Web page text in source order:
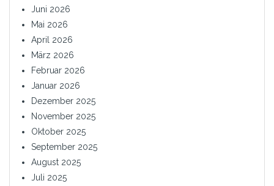
Juni 2026
Mai 2026
April 2026
März 2026
Februar 2026
Januar 2026
Dezember 2025
November 2025
Oktober 2025
September 2025
August 2025
Juli 2025